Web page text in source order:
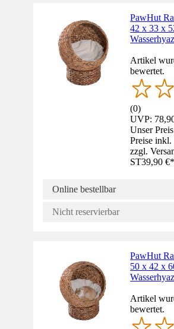
PawHut
42 x 33 x
Artikel
bewertet.
(0)
UVP:
Unser
Preise
zzgl.
ST39,90 €
Online bestellbar
Nicht reservierbar
PawHut
50 x 42 x
Artikel
bewertet.